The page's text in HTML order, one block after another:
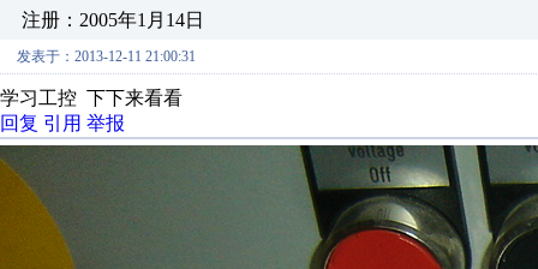
注册：2005年1月14日
发表于：2013-12-11 21:00:31
学习工控 下下来看看
回复 引用 举报